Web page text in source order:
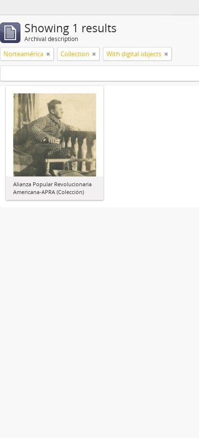
Showing 1 results
Archival description
Norteamérica Collection With digital objects
Alianza Popular Revolucionaria
Americana-APRA (Colección)